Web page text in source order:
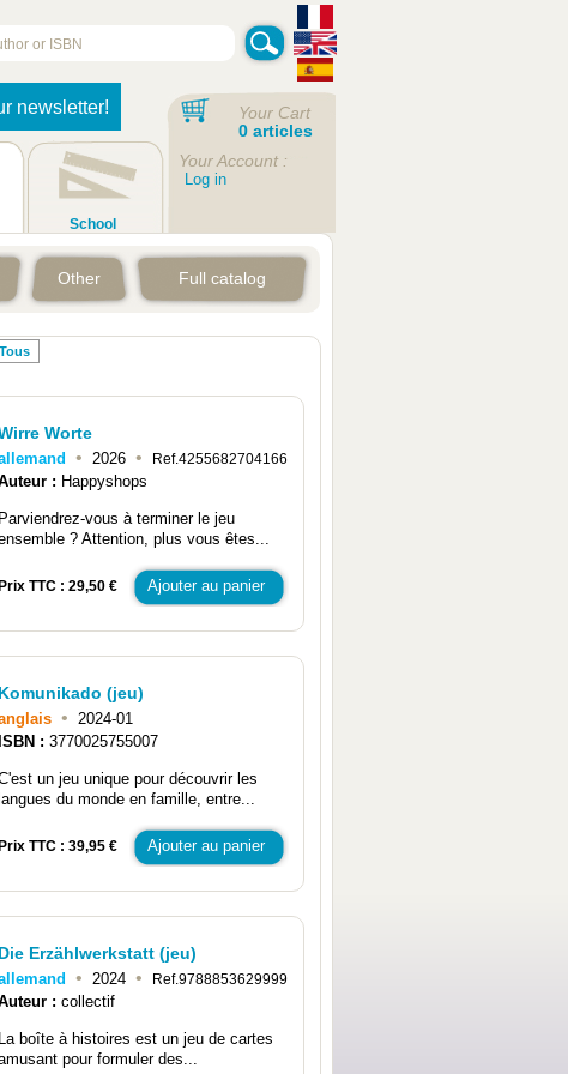
newsletter!
School
Your Cart
0 articles
Your Account :
Log in
Other Full catalog
Tous
Worte
• 2026 • Ref.4255682704166
: Happyshops
Parviendrez-vous à terminer le jeu
? Attention, plus vous êtes...
Prix TTC : 29,50 € Ajouter au panier
Komunikado (jeu)
•
2024-01
ISBN : 3770025755007
un jeu unique pour découvrir les
langues du monde en famille, entre...
Prix TTC : 39,95 € Ajouter au panier
Die Erzählwerkstatt (jeu)
• 2024 • Ref.9788853629999
: collectif
La boîte à histoires est un jeu de cartes
pour formuler des...